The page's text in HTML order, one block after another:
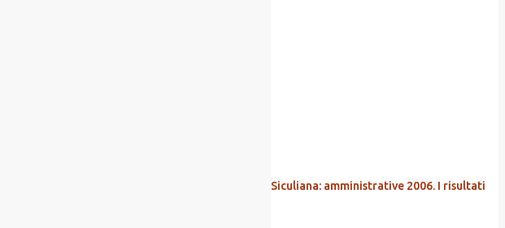
Siculiana: amministrative 2006. I risultati